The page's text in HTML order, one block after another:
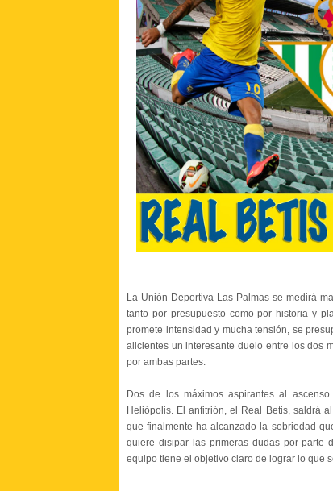
La Unión Deportiva Las Palmas se medirá
tanto por presupuesto como por historia y
promete intensidad y mucha tensión, se
alicientes un interesante duelo entre los dos
por ambas partes.
Dos de los máximos aspirantes al
Heliópolis. El anfitrión, el Real Betis, saldrá
que finalmente ha alcanzado la sobriedad
quiere disipar las primeras dudas por parte
equipo tiene el objetivo claro de lograr lo que